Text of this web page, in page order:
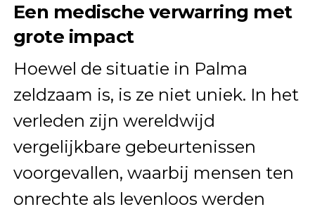
Een medische verwarring met
grote impact
Hoewel de situatie in Palma
zeldzaam is, is ze niet uniek. In het
verleden zijn wereldwijd
vergelijkbare gebeurtenissen
voorgevallen, waarbij mensen ten
onrechte als levenloos werden